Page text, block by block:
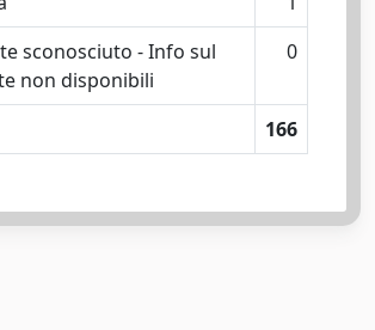
sconosciuto - Info sul
non disponibili
0
166